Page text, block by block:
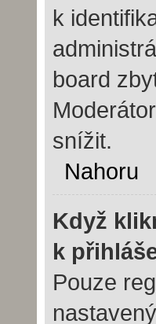
k
board
snížit.
Nahoru
Když
k
Pouze